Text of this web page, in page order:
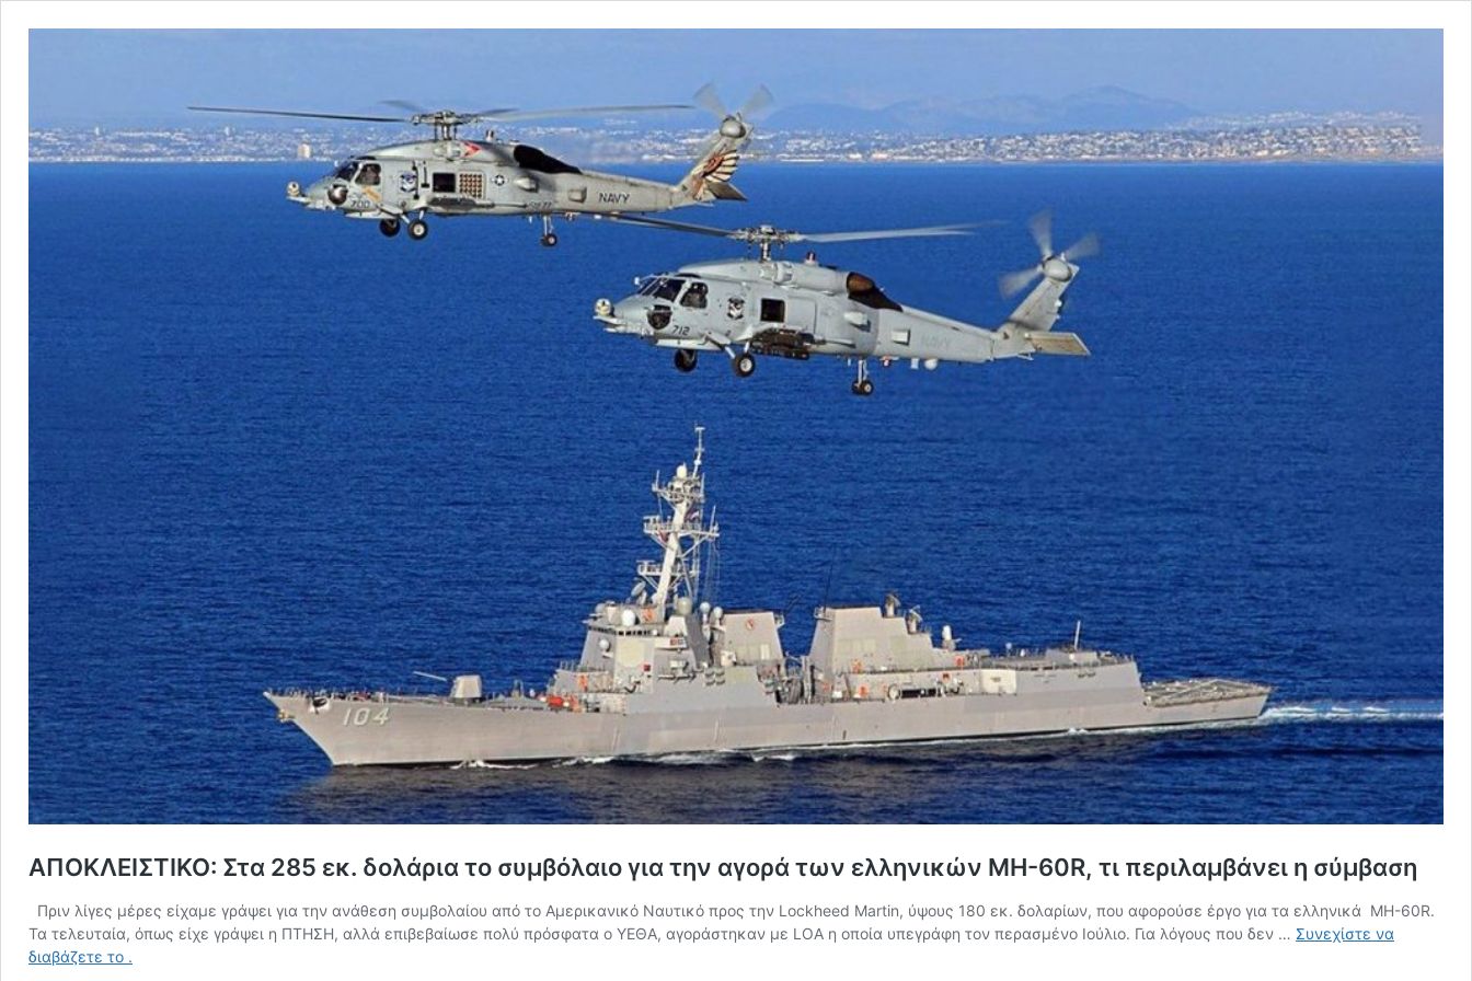
ΑΠΟΚΛΕΙΣΤΙΚΟ: Στα 285 εκ. δολάρια το συμβόλαιο για την αγορά των ελληνικών MH-60R, τι περιλαμβάνει η σύμβαση
Πριν λίγες μέρες είχαμε γράψει για την ανάθεση συμβολαίου από το Αμερικανικό Ναυτικό προς την Lockheed Martin, ύψους 180 εκ. δολαρίων, που αφορούσε έργο για τα ελληνικά MH-60R.
Τα τελευταία, όπως είχε γράψει η ΠΤΗΣΗ, αλλά επιβεβαίωσε πολύ πρόσφατα ο ΥΕΘΑ, αγοράστηκαν με LOA η οποία υπεγράφη τον περασμένο Ιούλιο. Για λόγους που δεν … Συνεχίστε να
διαβάζετε το .